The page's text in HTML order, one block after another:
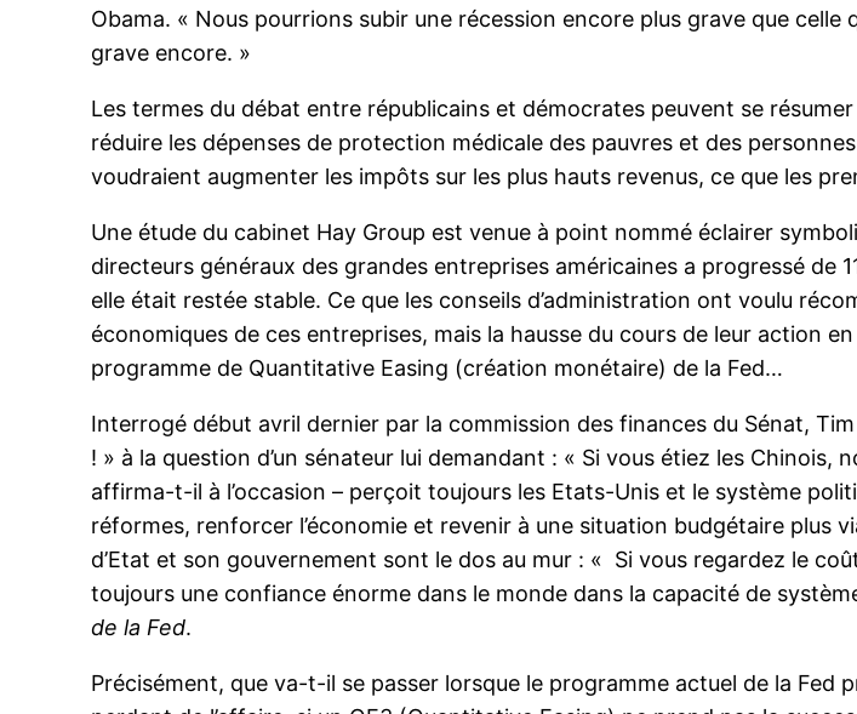
Obama. « Nous pourrions subir une récession encore plus grave que
grave encore. »
Les termes du débat entre républicains et démocrates peuvent se
réduire les dépenses de protection médicale des pauvres et des
voudraient augmenter les impôts sur les plus hauts revenus, ce que les
Une étude du cabinet Hay Group est venue à point nommé éclairer
directeurs généraux des grandes entreprises américaines a progressé de
elle était restée stable. Ce que les conseils d’administration ont voulu
économiques de ces entreprises, mais la hausse du cours de leur action
programme de Quantitative Easing (création monétaire) de la Fed…
Interrogé début avril dernier par la commission des finances du Sénat,
! » à la question d’un sénateur lui demandant : « Si vous étiez les
affirma-t-il à l’occasion – perçoit toujours les Etats-Unis et le système
réformes, renforcer l’économie et revenir à une situation budgétaire plus
d’Etat et son gouvernement sont le dos au mur : « Si vous regardez le
toujours une confiance énorme dans le monde dans la capacité de
de la Fed.
Précisément, que va-t-il se passer lorsque le programme actuel de la